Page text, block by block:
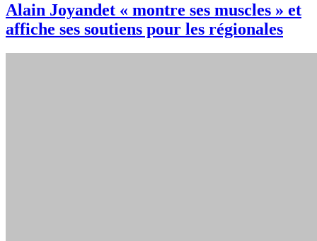
Alain Joyandet « montre ses muscles » et
affiche ses soutiens pour les régionales